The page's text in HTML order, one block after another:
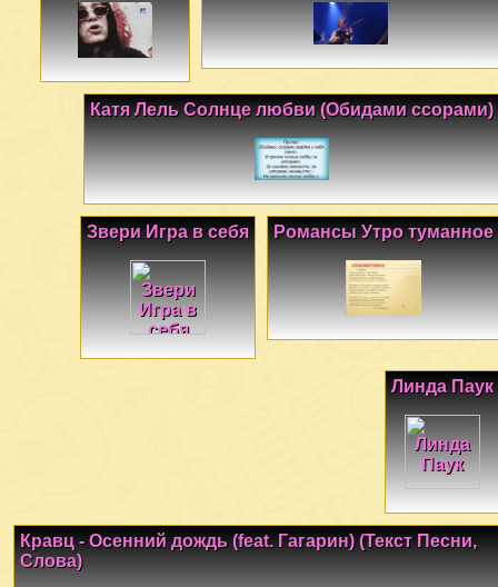
Катя Лель Солнце любви (Обидами ссорами)
Романсы Утро туманное
Звери Игра в себя
Линда Паук
Кравц - Осенний дождь (feat. Гагарин) (Текст Песни,
Слова)